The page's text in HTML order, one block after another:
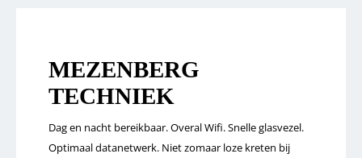
MEZENBERG
TECHNIEK
Dag en nacht bereikbaar. Overal Wifi. Snelle glasvezel.
Optimaal datanetwerk. Niet zomaar loze kreten bij